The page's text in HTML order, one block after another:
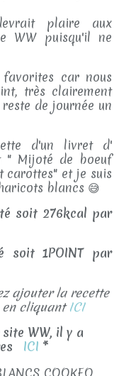
plaire aux
WW puisqu'il ne
car nous
très clairement
de journée un
d'un livret d'
" Mijoté de boeuf
carottes" et je suis
blancs 😅
soit 276kcal par
soit 1POINT par
ajouter la recette
en cliquantICI
WW, il y a
ICI *